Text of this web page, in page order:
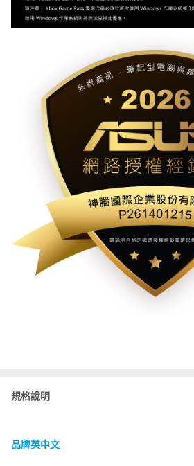
規格說明
品牌英中文